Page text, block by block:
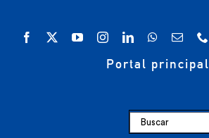
Portal principal
Buscar: